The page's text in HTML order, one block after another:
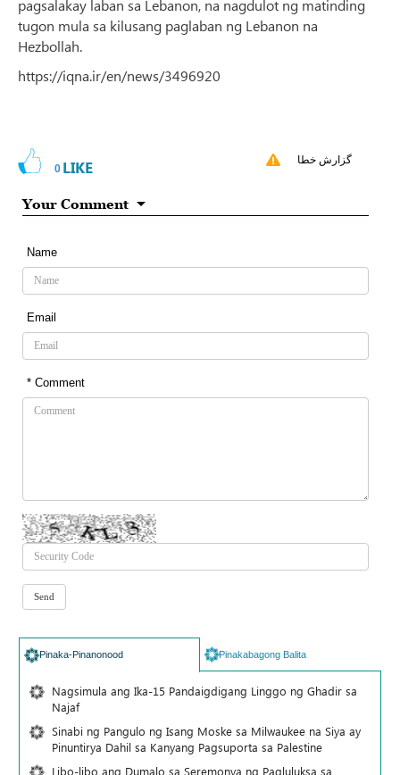
pagsalakay laban sa Lebanon, na nagdulot ng matinding
tugon mula sa kilusang paglaban ng Lebanon na
Hezbollah.
https://iqna.ir/en/news/3496920
0 LIKE گزارش خطا
Your Comment
Name
Email
* Comment
Pinaka-Pinanonood Pinakabagong Balita
Nagsimula ang Ika-15 Pandaigdigang Linggo ng Ghadir sa
Najaf
Sinabi ng Pangulo ng Isang Moske sa Milwaukee na Siya ay
Pinuntirya Dahil sa Kanyang Pagsuporta sa Palestine
Libo-libo ang Dumalo sa Seremonya ng Pagluluksa sa